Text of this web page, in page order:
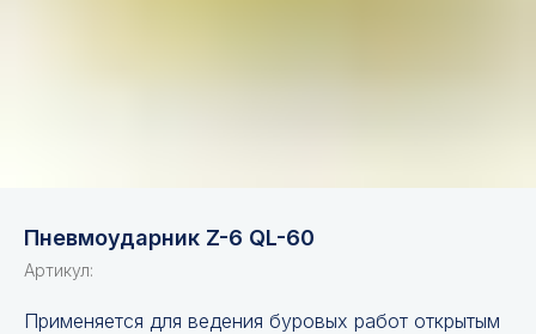
Пневмоударник Z-6 QL-60
Артикул:
Применяется для ведения буровых работ открытым